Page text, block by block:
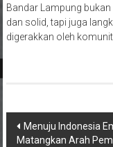
dan solid, tapi juga
digerakkan oleh
Navigasi
pos
Menuju Indonesia
Matangkan Arah